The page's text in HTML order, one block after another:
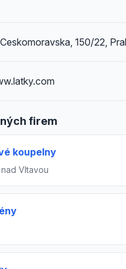
150/22,
firem
koupelny
Vltavou